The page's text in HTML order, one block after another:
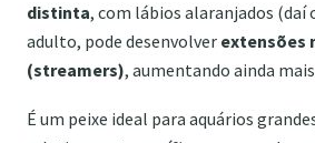
distinta, com lábios alaranjados (daí
adulto, pode desenvolver extensões
(streamers), aumentando ainda
É um peixe ideal para aquários